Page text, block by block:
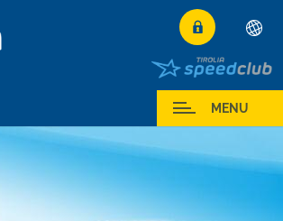
Deutsch
Română
MENU